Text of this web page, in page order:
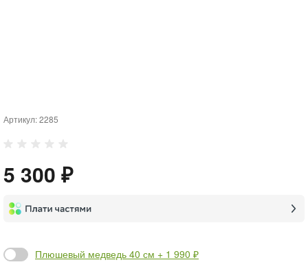
Артикул:2285
5 300 ₽
Плюшевый медведь 40 см + 1 990 ₽